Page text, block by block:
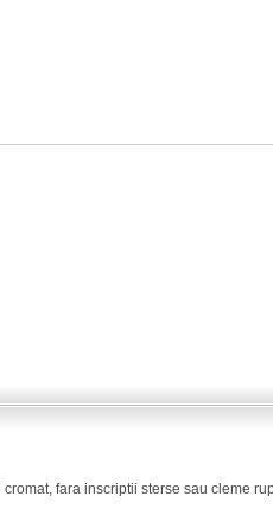
fara inscriptii sterse sau cleme